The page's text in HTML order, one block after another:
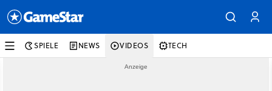
SPIELE NEWS VIDEOS TECH